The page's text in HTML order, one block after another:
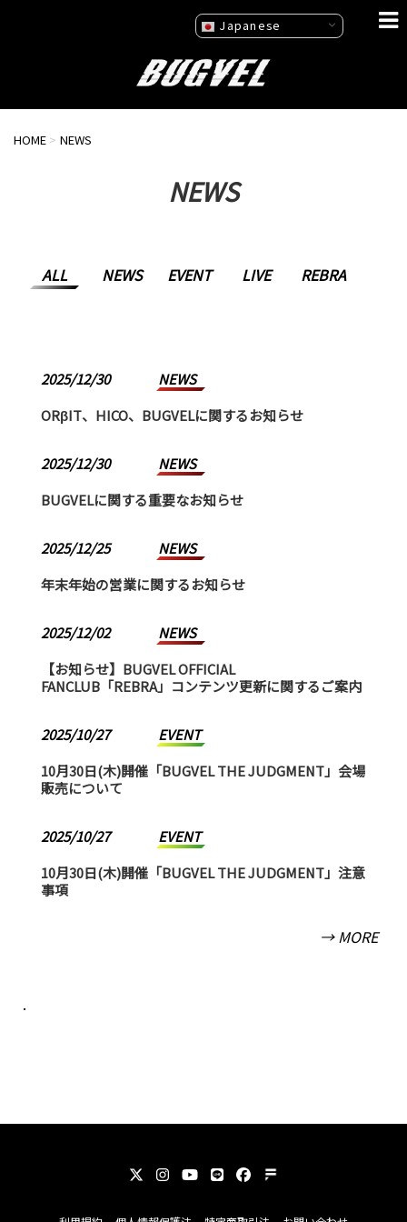
HOME > NEWS
NEWS
ALL NEWS EVENT LIVE REBRA
2025/12/30
NEWS
ORβIT、HICO、BUGVELに関するお知らせ
2025/12/30
NEWS
BUGVELに関する重要なお知らせ
2025/12/25
NEWS
年末年始の営業に関するお知らせ
2025/12/02
NEWS
【お知らせ】BUGVEL OFFICIAL
FANCLUB「REBRA」コンテンツ更新に関するご案内
2025/10/27
EVENT
10月30日(木)開催「BUGVEL THE JUDGMENT」会場
販売について
2025/10/27
EVENT
10月30日(木)開催「BUGVEL THE JUDGMENT」注意
事項
→ MORE
.
Japanese